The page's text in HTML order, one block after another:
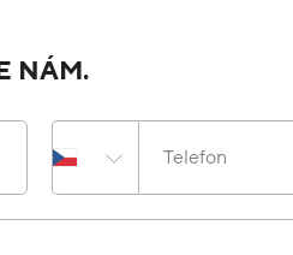
NÁM.
Telefon